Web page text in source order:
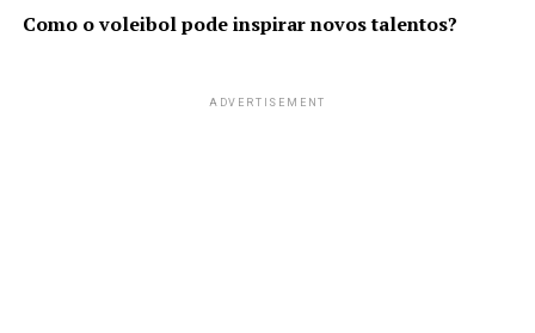
Como o voleibol pode inspirar novos talentos?
ADVERTISEMENT